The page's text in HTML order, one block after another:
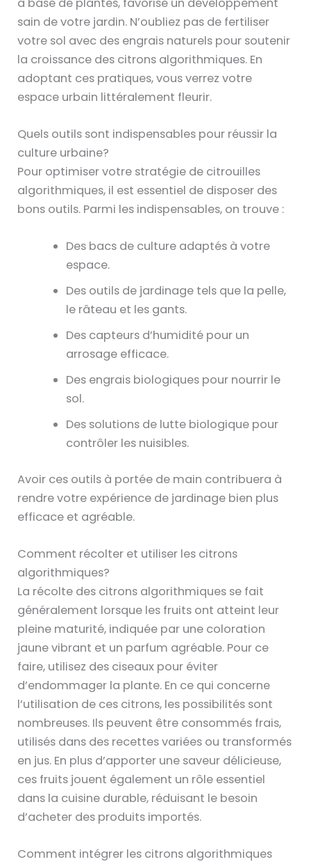
sain de votre jardin. N’oubliez pas de fertiliser
votre sol avec des engrais naturels pour soutenir
la croissance des citrons algorithmiques. En
adoptant ces pratiques, vous verrez votre
espace urbain littéralement fleurir.
Quels outils sont indispensables pour réussir la
culture urbaine?
Pour optimiser votre stratégie de citrouilles
algorithmiques, il est essentiel de disposer des
bons outils. Parmi les indispensables, on trouve :
Des bacs de culture adaptés à votre
espace.
Des outils de jardinage tels que la pelle,
le râteau et les gants.
Des capteurs d’humidité pour un
arrosage efficace.
Des engrais biologiques pour nourrir le
sol.
Des solutions de lutte biologique pour
contrôler les nuisibles.
Avoir ces outils à portée de main contribuera à
rendre votre expérience de jardinage bien plus
efficace et agréable.
Comment récolter et utiliser les citrons
algorithmiques?
La récolte des citrons algorithmiques se fait
généralement lorsque les fruits ont atteint leur
pleine maturité, indiquée par une coloration
jaune vibrant et un parfum agréable. Pour ce
faire, utilisez des ciseaux pour éviter
d’endommager la plante. En ce qui concerne
l’utilisation de ces citrons, les possibilités sont
nombreuses. Ils peuvent être consommés frais,
utilisés dans des recettes variées ou transformés
en jus. En plus d’apporter une saveur délicieuse,
ces fruits jouent également un rôle essentiel
dans la cuisine durable, réduisant le besoin
d’acheter des produits importés.
Comment intégrer les citrons algorithmiques